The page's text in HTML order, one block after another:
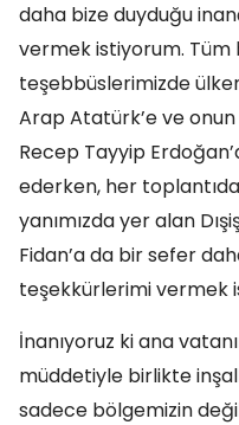
daha bize duyduğu
vermek istiyorum.
teşebbüslerimizde
Arap Atatürk’e ve
Recep Tayyip
ederken, her
yanımızda yer alan
Fidan’a da bir sefer
teşekkürlerimi vermek
İnanıyoruz ki ana
müddetiyle birlikte
sadece bölgemizin